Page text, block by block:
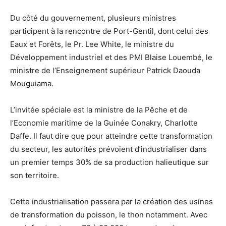
Du côté du gouvernement, plusieurs ministres
participent à la rencontre de Port-Gentil, dont celui des
Eaux et Forêts, le Pr. Lee White, le ministre du
Développement industriel et des PMI Blaise Louembé, le
ministre de l’Enseignement supérieur Patrick Daouda
Mouguiama.
L’invitée spéciale est la ministre de la Pêche et de
l’Economie maritime de la Guinée Conakry, Charlotte
Daffe. Il faut dire que pour atteindre cette transformation
du secteur, les autorités prévoient d’industrialiser dans
un premier temps 30% de sa production halieutique sur
son territoire.
Cette industrialisation passera par la création des usines
de transformation du poisson, le thon notamment. Avec